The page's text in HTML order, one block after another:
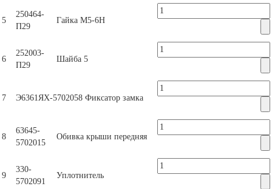
5
250464-
П29
Гайка М5-6Н
6
252003-
П29
Шайба 5
7 Э6361ЯХ-5702058 Фиксатор замка
8
63645-
5702015
Обивка крыши передняя
9
330-
5702091
Уплотнитель